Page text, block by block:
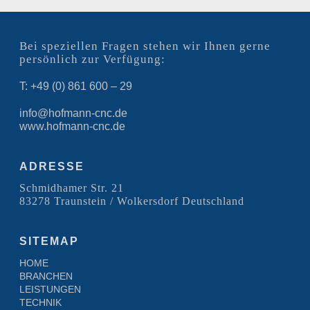
Bei speziellen Fragen stehen wir Ihnen gerne
persönlich zur Verfügung:
T: +49 (0) 861 600 – 29
info@hofmann-cnc.de
www.hofmann-cnc.de
ADRESSE
Schmidhamer Str. 21
83278 Traunstein / Wolkersdorf Deutschland
SITEMAP
HOME
BRANCHEN
LEISTUNGEN
TECHNIK